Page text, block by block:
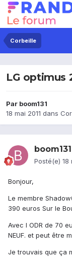
Corbeille
LG optimus
Par boom131
18 mai 2011 dans
boom131
Posté(e) 18
Bonjour,
Le membre
390 euros Sur le
Avec l ODR de 70
NEUF. et peut être
Je trouvais que ça